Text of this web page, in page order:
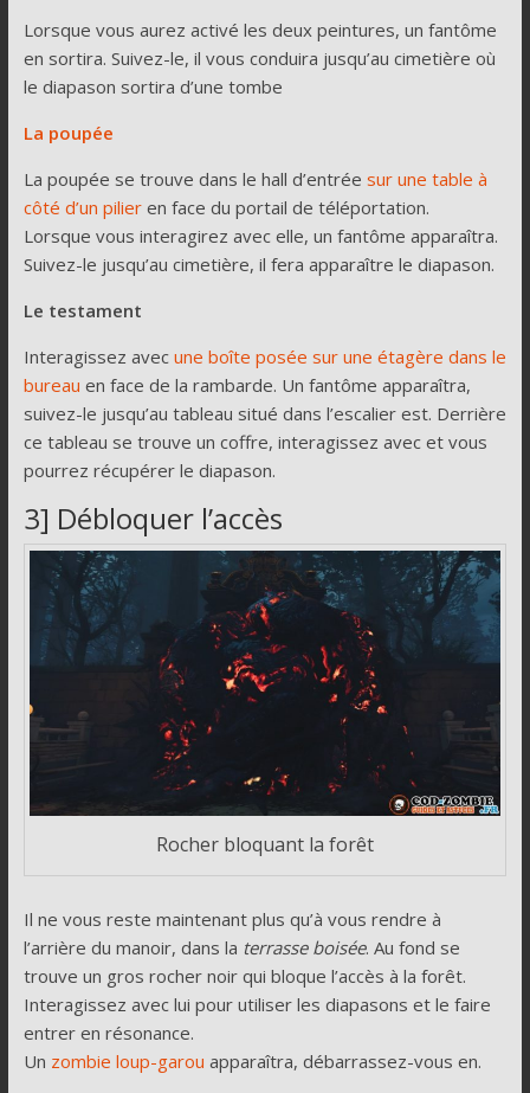
Lorsque vous aurez activé les deux peintures, un fantôme
en sortira. Suivez-le, il vous conduira jusqu’au cimetière où
le diapason sortira d’une tombe
La poupée
La poupée se trouve dans le hall d’entrée sur une table à
côté d’un pilieren face du portail de téléportation.
Lorsque vous interagirez avec elle, un fantôme apparaîtra.
Suivez-le jusqu’au cimetière, il fera apparaître le diapason.
Le testament
Interagissez avec une boîte posée sur une étagère dans le
bureau en face de la rambarde. Un fantôme apparaîtra,
suivez-le jusqu’au tableau situé dans l’escalier est. Derrière
ce tableau se trouve un coffre, interagissez avec et vous
pourrez récupérer le diapason.
3] Débloquer l’accès
Rocher bloquant la forêt
Il ne vous reste maintenant plus qu’à vous rendre à
l’arrière du manoir, dans la terrasse boisée. Au fond se
trouve un gros rocher noir qui bloque l’accès à la forêt.
Interagissez avec lui pour utiliser les diapasons et le faire
entrer en résonance.
Un zombie loup-garou apparaîtra, débarrassez-vous en.